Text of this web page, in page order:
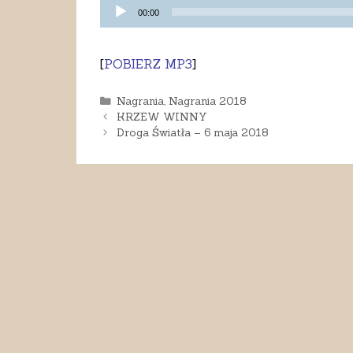
plików00:00
[POBIERZ MP3]
Kategorie
Nagrania,Nagrania 2018
KRZEW WINNY
Droga Światła – 6 maja 2018